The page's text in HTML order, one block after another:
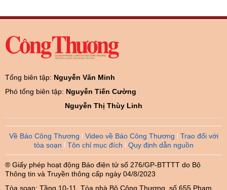
Tổng biên tập: Nguyễn Văn Minh
Phó tổng biên tập: Nguyễn Tiến Cường
Nguyễn Thị Thùy Linh
Về Báo Công Thương Video về Báo Công Thương
Trao đổi với
tòa soạn
Tôn chỉ mục đích Quy định dẫn nguồn
® Giấy phép hoạt động Báo điện tử số 276/GP-BTTTT do Bộ
Thông tin và Truyền thông cấp ngày 04/8/2023
Tòa soạn: Tầng 10-11, Tòa nhà Bộ Công Thương, số 655 Phạm